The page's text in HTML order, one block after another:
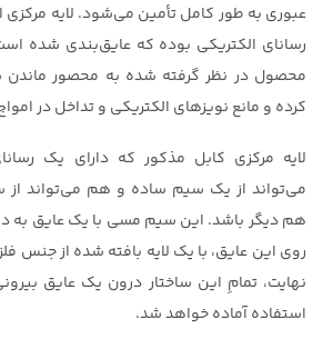
عبوری به طور کامل تأمین می‌شود. لایه
رسانای الکتریکی بوده که عایق‌بندی شده
محصول در نظر گرفته شده به محصور
کرده و مانع نویزهای الکتریکی و تداخل در
لایه مرکزی کابل مذکور که دارای یک
می‌تواند از یک سیم ساده و هم می‌تواند از
هم دیگر باشد. این سیم مسی با یک عایق به
روی این عایق، با یک لایه بافته شده از جنس
نهایت، تمامِ این ساختار درون یک عایق
استفاده آماده خواهد شد.